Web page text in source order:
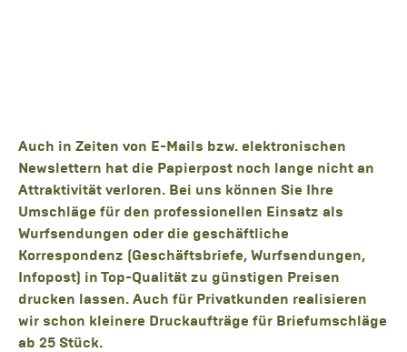
Auch in Zeiten von E-Mails bzw. elektronischen
Newslettern hat die Papierpost noch lange nicht an
Attraktivität verloren. Bei uns können Sie Ihre
Umschläge für den professionellen Einsatz als
Wurfsendungen oder die geschäftliche
Korrespondenz (Geschäftsbriefe, Wurfsendungen,
Infopost) in Top-Qualität zu günstigen Preisen
drucken lassen. Auch für Privatkunden realisieren
wir schon kleinere Druckaufträge für Briefumschläge
ab 25 Stück.